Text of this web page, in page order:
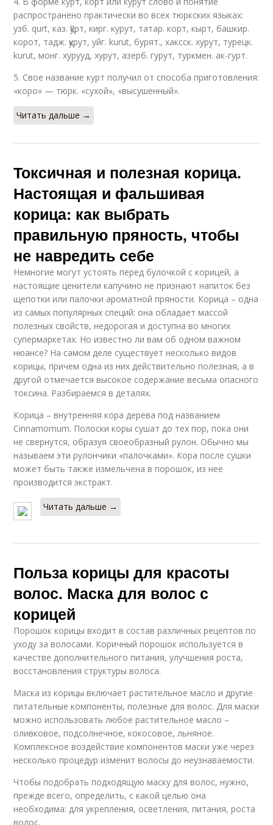
распространено практически во всех тюркских языках:
узб. qurt, каз. қўрт, кирг. курут, татар. корт, кырт, башкир.
корот, тадж. қурут, уйг. kurut, бурят., хаксск. хурут, турецк.
kurut, монг. хурууд, хурут, азерб. гурут, туркмен. ак-гурт.
5. Свое название курт получил от способа приготовления:
«коро» — тюрк. «сухой», «высушенный».
Читать дальше →
Токсичная и полезная корица.
Настоящая и фальшивая
корица: как выбрать
правильную пряность, чтобы
не навредить себе
Немногие могут устоять перед булочкой с корицей, а
настоящие ценители капучино не признают напиток без
щепотки или палочки ароматной пряности. Корица – одна
из самых популярных специй: она обладает массой
полезных свойств, недорогая и доступна во многих
супермаркетах. Но известно ли вам об одном важном
нюансе? На самом деле существует несколько видов
корицы, причем одна из них действительно полезная, а в
другой отмечается высокое содержание весьма опасного
токсина. Разбираемся в деталях.
Корица – внутренняя кора дерева под названием
Cinnamomum. Полоски коры сушат до тех пор, пока они
не свернутся, образуя своеобразный рулон. Обычно мы
называем эти рулончики «палочками». Кора после сушки
может быть также измельчена в порошок, из нее
производится экстракт.
Читать дальше →
Польза корицы для красоты
волос. Маска для волос с
корицей
Порошок корицы входит в состав различных рецептов по
уходу за волосами. Коричный порошок используется в
качестве дополнительного питания, улучшения роста,
восстановления структуры волоса.
Маска из корицы включает растительное масло и другие
питательные компоненты, полезные для волос. Для маски
можно использовать любое растительное масло –
оливковое, подсолнечное, кокосовое, льняное.
Комплексное воздействие компонентов маски уже через
несколько процедур изменит волосы до неузнаваемости.
Чтобы подобрать подходящую маску для волос, нужно,
прежде всего, определить, с какой целью она
необходима: для укрепления, осветления, питания, роста
волос.